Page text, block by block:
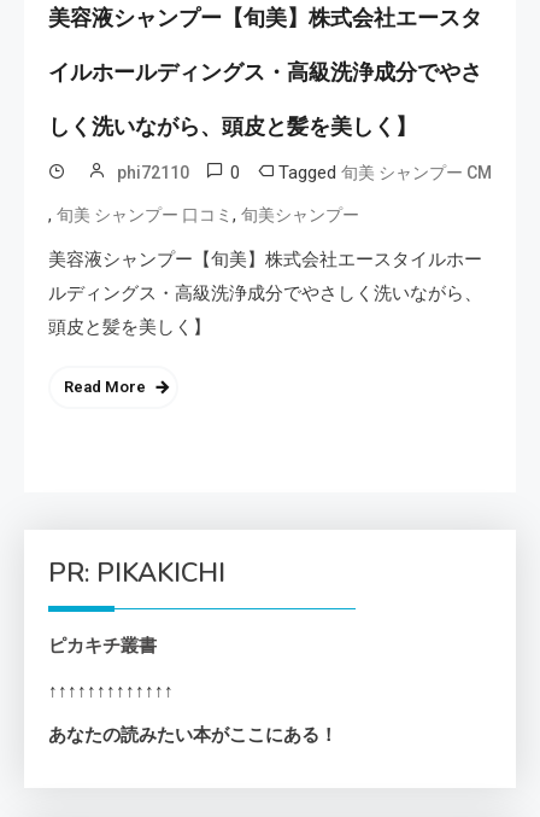
美容液シャンプー【旬美】株式会社エースタ
イルホールディングス・高級洗浄成分でやさ
しく洗いながら、頭皮と髪を美しく】
phi72110 0 Tagged 旬美 シャンプー CM
, 旬美 シャンプー 口コミ , 旬美シャンプー
美容液シャンプー【旬美】株式会社エースタイルホー
ルディングス・高級洗浄成分でやさしく洗いながら、
頭皮と髪を美しく】
Read More
PR: PIKAKICHI
ピカキチ叢書
↑↑↑↑↑↑↑↑↑↑↑↑↑
あなたの読みたい本がここにある！